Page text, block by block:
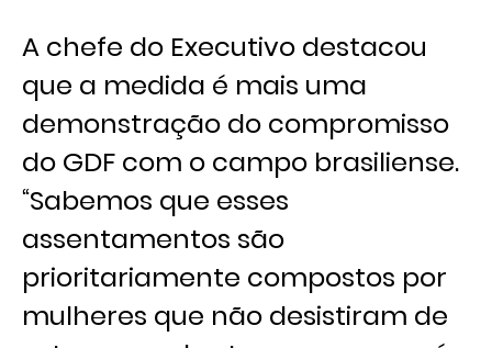
A chefe do Executivo destacou
que a medida é mais uma
demonstração do compromisso
do GDF com o campo brasiliense.
“Sabemos que esses
assentamentos são
prioritariamente compostos por
mulheres que não desistiram de